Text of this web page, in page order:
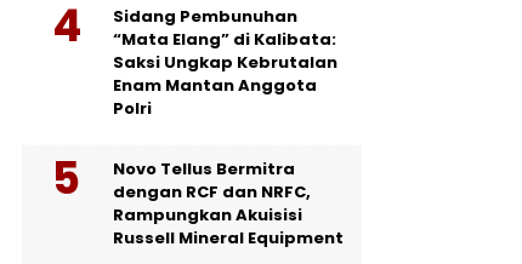
Sidang Pembunuhan
“Mata Elang” di Kalibata:
Saksi Ungkap Kebrutalan
Enam Mantan Anggota
Polri
Novo Tellus Bermitra
dengan RCF dan NRFC,
Rampungkan Akuisisi
Russell Mineral Equipment